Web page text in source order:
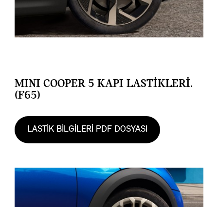
MINI COOPER 5 KAPI LASTİKLERİ.
(F65)
LASTİK BİLGİLERİ PDF DOSYASI